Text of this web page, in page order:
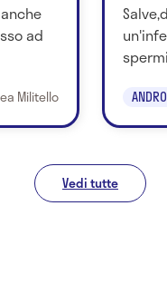
ad
Militello
Vedi tutte